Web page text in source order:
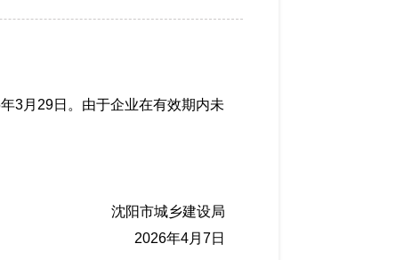
3月29日。由于企业在有效期内未
沈阳市城乡建设局
2026年4月7日